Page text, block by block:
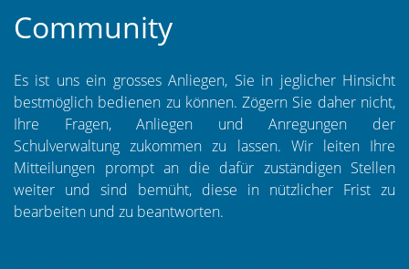
Community
Es ist uns ein grosses Anliegen, Sie in jeglicher Hinsicht
bestmöglich bedienen zu können. Zögern Sie daher nicht,
Ihre Fragen, Anliegen und Anregungen der
Schulverwaltung zukommen zu lassen. Wir leiten Ihre
Mitteilungen prompt an die dafür zuständigen Stellen
weiter und sind bemüht, diese in nützlicher Frist zu
bearbeiten und zu beantworten.